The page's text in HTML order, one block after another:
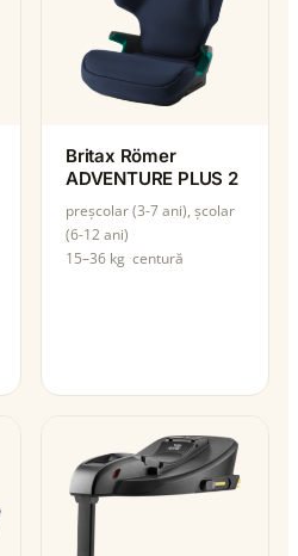
Britax Römer
ADVENTURE PLUS 2
preșcolar (3-7 ani), școlar
(6-12 ani)
15–36 kg centură